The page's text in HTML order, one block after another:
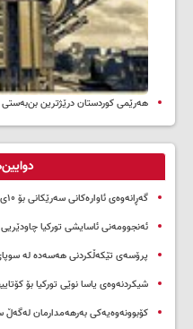
هەرێمی کوردستان درێژترین بن‌بەستی
گەڕانەوەی ئاوارەکانی سەرێکانی بۆ ۱۰ی ئاب دواخراوە
ئەنجوومەنی ئاسایشی تورکیا
پرۆسەی تێکەڵکردنی هەسەدە لە
شیکردنەوەی یاسا نوێی تورکیا بۆ
کۆبوونەوەیەکی بەرهەمدارمان لەگەڵ